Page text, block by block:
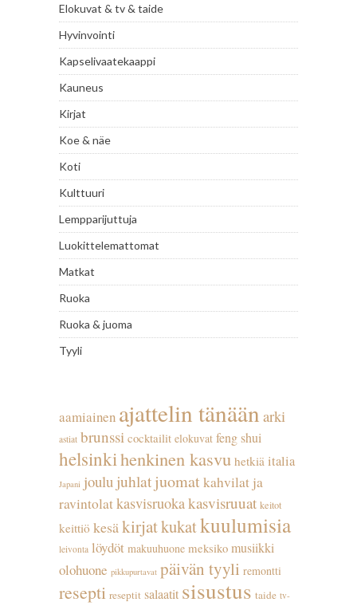
Elokuvat & tv & taide
Hyvinvointi
Kapselivaatekaappi
Kauneus
Kirjat
Koe & näe
Koti
Kulttuuri
Lempparijuttuja
Luokittelemattomat
Matkat
Ruoka
Ruoka & juoma
Tyyli
aamiainen ajattelin tänään arki
astiat brunssi cocktailit elokuvat feng shui
helsinkihenkinen kasvu hetkiä italia
Japani joulu juhlatjuomatkahvilat ja
ravintolatkasvisruokakasvisruuat keitot
keittiö kesäkirjatkukatkuulumisia
leivonta löydöt makuuhuone meksiko musiikki
olohuone pikkupurtavat päivän tyyli remontti
resepti reseptit salaatit sisustus taide tv-